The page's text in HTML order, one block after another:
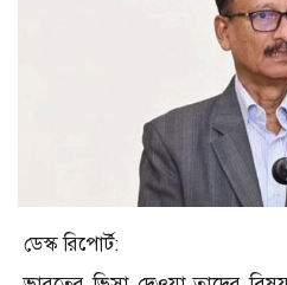
ডেস্ক রিপোর্ট: